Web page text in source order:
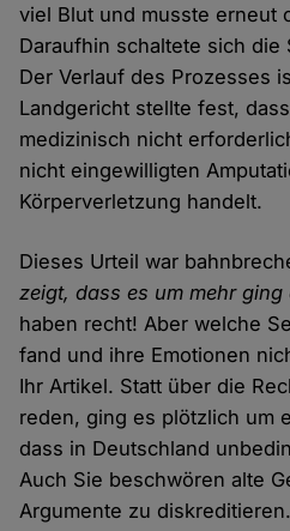
viel Blut und musste erneut
Daraufhin schaltete sich die
Der Verlauf des Prozesses
Landgericht stellte fest,
medizinisch nicht
nicht eingewilligten
Körperverletzung handelt.
Dieses Urteil war
zeigt, dass es um mehr
haben recht! Aber welche
fand und ihre Emotionen
Ihr Artikel. Statt über die
reden, ging es plötzlich um
dass in Deutschland
Auch Sie beschwören alte
Argumente zu diskreditieren.